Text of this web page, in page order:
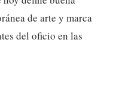
de arte y marca
del oficio en las